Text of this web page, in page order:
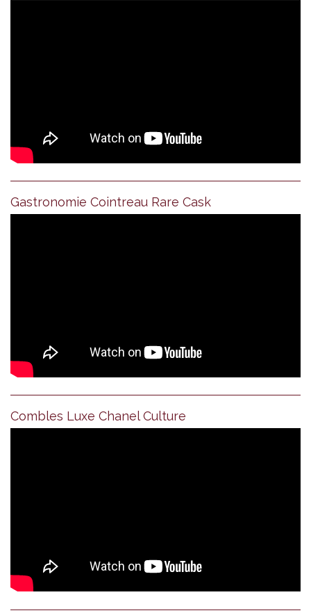
Gastronomie Cointreau Rare Cask
Combles Luxe Chanel Culture